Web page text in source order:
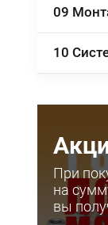
09
10
При
на
вы